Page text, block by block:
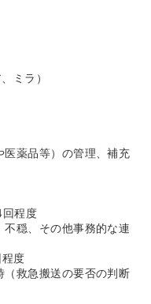
ミラ）
医薬品等）の管理、補充
回程度
不穏、その他事務的な連
度
（救急搬送の要否の判断